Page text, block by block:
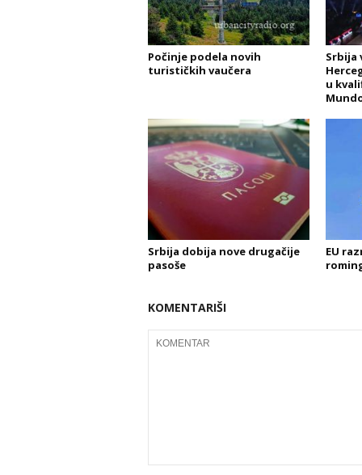
Počinje podela novih
turističkih vaučera
Srbija
u
Srbija dobija nove drugačije
pasoše
EU
KOMENTARIŠI